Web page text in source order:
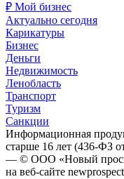
₽ Мой бизнес
Актуально сегодня
Карикатуры
Бизнес
Деньги
Недвижимость
Ленобласть
Транспорт
Туризм
Санкции
Информационная
старше 16 лет (436-ФЗ
— © ООО «Новый
на веб-сайте